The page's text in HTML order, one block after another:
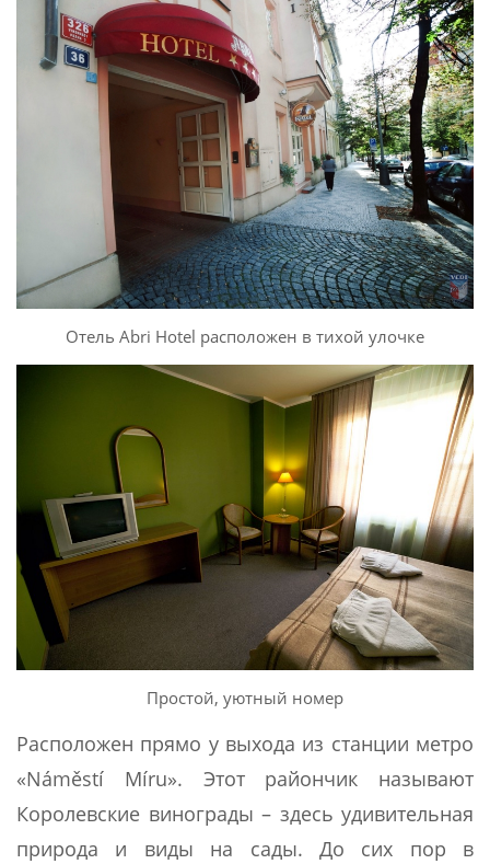
Отель Abri Hotel расположен в тихой улочке
Простой, уютный номер
Расположен прямо у выхода из станции метро
«Náměstí Míru». Этот райончик называют
Королевские винограды – здесь удивительная
природа и виды на сады. До сих пор в